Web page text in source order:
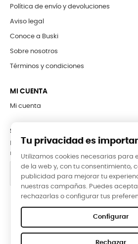
Política de envío y devoluciones
Aviso legal
Conoce a Buski
Sobre nosotros
Términos y condiciones
MI CUENTA
Mi cuenta
SUBCRÍBETE A LA NEWSLETTER
Puede darse de baja en cualquier
nuestra información de contacto en el
Google
Tu privacidad es
Utilizamos cookies necesarias para
de la web y, con tu consentimiento,
publicidad para mejorar tu
nuestras campañas. Puedes
rechazarlas o configurar tus
Configurar